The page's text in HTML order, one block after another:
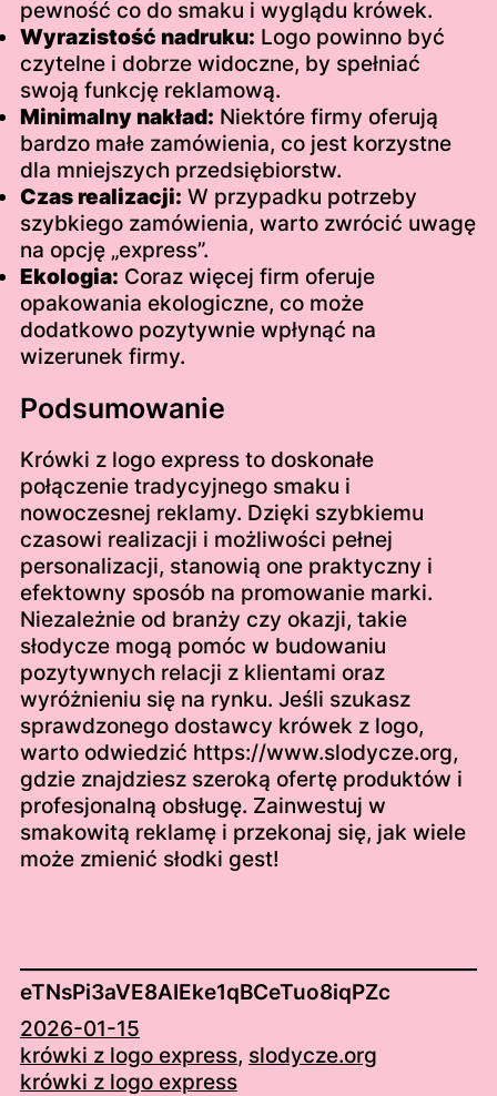
pewność co do smaku i wyglądu krówek.
Wyrazistość nadruku: Logo powinno być
czytelne i dobrze widoczne, by spełniać
swoją funkcję reklamową.
Minimalny nakład: Niektóre firmy oferują
bardzo małe zamówienia, co jest korzystne
dla mniejszych przedsiębiorstw.
Czas realizacji: W przypadku potrzeby
szybkiego zamówienia, warto zwrócić uwagę
na opcję „express”.
Ekologia: Coraz więcej firm oferuje
opakowania ekologiczne, co może
dodatkowo pozytywnie wpłynąć na
wizerunek firmy.
Podsumowanie
Krówki z logo express to doskonałe
połączenie tradycyjnego smaku i
nowoczesnej reklamy. Dzięki szybkiemu
czasowi realizacji i możliwości pełnej
personalizacji, stanowią one praktyczny i
efektowny sposób na promowanie marki.
Niezależnie od branży czy okazji, takie
słodycze mogą pomóc w budowaniu
pozytywnych relacji z klientami oraz
wyróżnieniu się na rynku. Jeśli szukasz
sprawdzonego dostawcy krówek z logo,
warto odwiedzić https://www.slodycze.org,
gdzie znajdziesz szeroką ofertę produktów i
profesjonalną obsługę. Zainwestuj w
smakowitą reklamę i przekonaj się, jak wiele
może zmienić słodki gest!
eTNsPi3aVE8AIEke1qBCeTuo8iqPZc
2026-01-15
krówki z logo express, slodycze.org
krówki z logo express